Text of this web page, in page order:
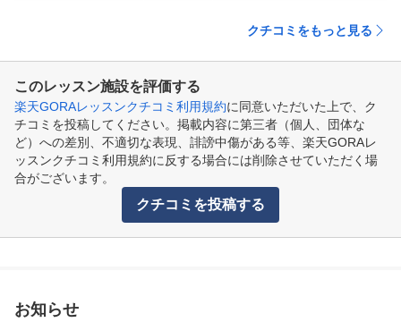
クチコミをもっと見る
このレッスン施設を評価する
楽天GORAレッスンクチコミ利用規約に同意いただいた上で、ク
チコミを投稿してください。掲載内容に第三者（個人、団体な
ど）への差別、不適切な表現、誹謗中傷がある等、楽天GORAレ
ッスンクチコミ利用規約に反する場合には削除させていただく場
合がございます。
クチコミを投稿する
お知らせ